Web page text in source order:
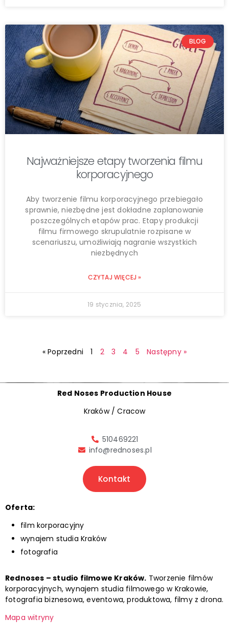
BLOG
Najważniejsze etapy tworzenia filmu
korporacyjnego
Aby tworzenie filmu korporacyjnego przebiegało
sprawnie, niezbędne jest dokładne zaplanowanie
poszczególnych etapów prac. Etapy produkcji
filmu firmowego skrupulatnie rozpisane w
scenariuszu, umożliwiają nagranie wszystkich
niezbędnych
CZYTAJ WIĘCEJ »
19 stycznia, 2025
« Poprzedni 1 2 3 4 5 Następny »
Red Noses Production House
Kraków / Cracow
510469221
info@rednoses.pl
Kontakt
Oferta:
film korporacyjny
wynajem studia Kraków
fotografia
Rednoses – studio filmowe Kraków. Tworzenie filmów
korporacyjnych, wynajem studia filmowego w Krakowie,
fotografia biznesowa, eventowa, produktowa, filmy z drona.
Mapa witryny